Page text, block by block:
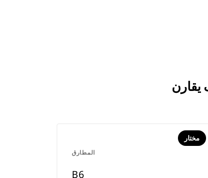
المطارق
مختار
B6